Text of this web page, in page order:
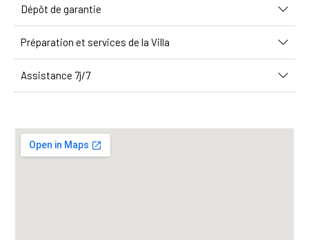
Dépôt de garantie
Préparation et services de la Villa
Assistance 7j/7